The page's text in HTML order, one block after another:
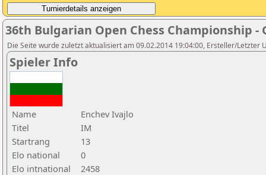
36th Bulgarian Open Chess Championship -
Die Seite wurde zuletzt aktualisiert am 09.02.2014 19:04:00, Ersteller/Letzter
Spieler Info
Name
Enchev Ivajlo
Titel
IM
Startrang
13
Elo national
0
Elo intnational
2458